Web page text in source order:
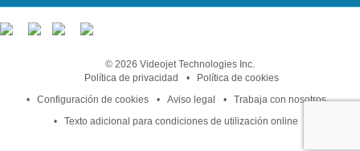
© 2026 Videojet Technologies Inc.
Política de privacidad
Política de cookies
Configuración de cookies
Aviso legal
Trabaja con nosotros
Texto adicional para condiciones de utilización online